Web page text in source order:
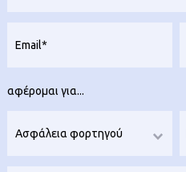
αφέρομαι για...